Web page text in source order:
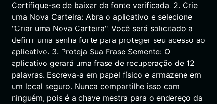
Certifique-se de baixar da fonte verificada. 2. Crie
uma Nova Carteira: Abra o aplicativo e selecione
"Criar uma Nova Carteira". Você será solicitado a
definir uma senha forte para proteger seu acesso ao
aplicativo. 3. Proteja Sua Frase Semente: O
aplicativo gerará uma frase de recuperação de 12
palavras. Escreva-a em papel físico e armazene em
um local seguro. Nunca compartilhe isso com
ninguém, pois é a chave mestra para o endereço da